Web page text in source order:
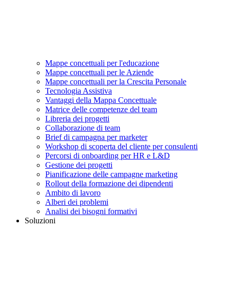
Mappe concettuali per l'educazione
Mappe concettuali per le Aziende
Mappe concettuali per la Crescita Personale
Tecnologia Assistiva
Vantaggi della Mappa Concettuale
Matrice delle competenze del team
Libreria dei progetti
Collaborazione di team
Brief di campagna per marketer
Workshop di scoperta del cliente per consulenti
Percorsi di onboarding per HR e L&D
Gestione dei progetti
Pianificazione delle campagne marketing
Rollout della formazione dei dipendenti
Ambito di lavoro
Alberi dei problemi
Analisi dei bisogni formativi
Soluzioni